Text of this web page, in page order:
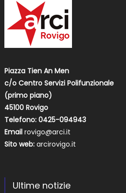
Piazza Tien An Men
c/o Centro Servizi Polifunzionale
(primo piano)
45100 Rovigo
Telefono: 0425-094943
Email rovigo@arci.it
Sito web: arcirovigo.it
Ultime notizie